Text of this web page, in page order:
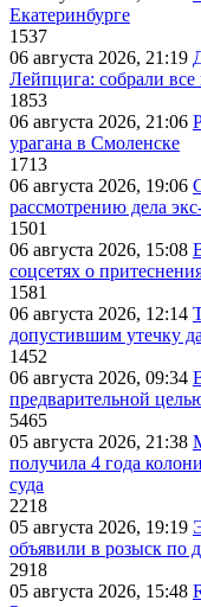
Екатеринбурге
1537
06 августа 2026, 21:19
Лейпцига: собрали все
1853
06 августа 2026, 21:06
урагана в Смоленске
1713
06 августа 2026, 19:06
рассмотрению дела
1501
06 августа 2026, 15:08
соцсетях о
1581
06 августа 2026, 12:14
допустившим утечку
1452
06 августа 2026, 09:34
предварительной
5465
05 августа 2026, 21:38
получила 4 года
суда
2218
05 августа 2026, 19:19
объявили в розыск по
2918
05 августа 2026, 15:48